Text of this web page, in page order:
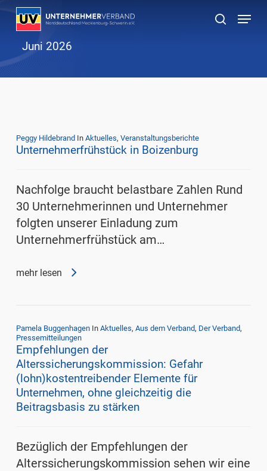
Skip
content
suchen
Menu
Juni 2026
Peggy Hildebrand In Aktuelles, Veranstaltungsberichte
Unternehmerfrühstück in Boizenburg
Nachfolge braucht belastbare Zahlen Rund
30 Unternehmerinnen und Unternehmer
folgten unserer Einladung zum
Unternehmerfrühstück am…
mehr lesen
Pamela Buggenhagen In Aktuelles, Aus dem Verband, Der Verband,
Pressemitteilungen
Empfehlungen der
Alterssicherungskommission: Gefahr
(lohn)kostentreibender Elemente für
Unternehmen, ohne gleichzeitig die
Beitragsbasis zu stärken
Bezüglich der Empfehlungen der
Alterssicherungskommission sehen wir eine